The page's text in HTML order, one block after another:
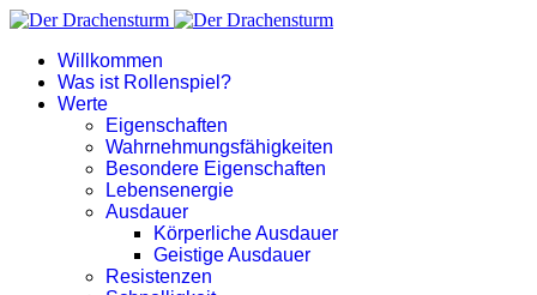
Willkommen
Was ist Rollenspiel?
Werte
Eigenschaften
Wahrnehmungsfähigkeiten
Besondere Eigenschaften
Lebensenergie
Ausdauer
Körperliche Ausdauer
Geistige Ausdauer
Resistenzen